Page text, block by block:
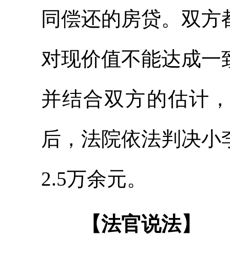
同偿还的房贷。双
对现价值不能达成
并结合双方的估计
后，法院依法判决
2.5万余元。
【法官说法】